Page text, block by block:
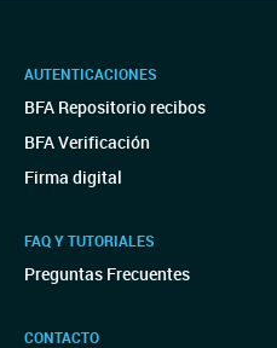
AUTENTICACIONES
BFA Repositorio recibos
BFA Verificación
Firma digital
FAQ Y TUTORIALES
Preguntas Frecuentes
CONTACTO